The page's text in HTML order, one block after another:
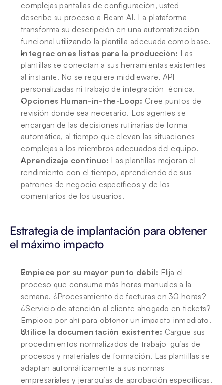
complejas pantallas de configuración, usted
describe su proceso a Beam AI. La plataforma
transforma su descripción en una automatización
funcional utilizando la plantilla adecuada como base.
Integraciones listas para la producción: Las
plantillas se conectan a sus herramientas existentes
al instante. No se requiere middleware, API
personalizadas ni trabajo de integración técnica.
Opciones Human-in-the-Loop: Cree puntos de
revisión donde sea necesario. Los agentes se
encargan de las decisiones rutinarias de forma
automática, al tiempo que elevan las situaciones
complejas a los miembros adecuados del equipo.
Aprendizaje continuo: Las plantillas mejoran el
rendimiento con el tiempo, aprendiendo de sus
patrones de negocio específicos y de los
comentarios de los usuarios.
Estrategia de implantación para obtener
el máximo impacto
Empiece por su mayor punto débil: Elija el
proceso que consuma más horas manuales a la
semana. ¿Procesamiento de facturas en 30 horas?
¿Servicio de atención al cliente ahogado en tickets?
Empiece por ahí para obtener un impacto inmediato.
Utilice la documentación existente: Cargue sus
procedimientos normalizados de trabajo, guías de
procesos y materiales de formación. Las plantillas se
adaptan automáticamente a sus normas
empresariales y jerarquías de aprobación específicas.